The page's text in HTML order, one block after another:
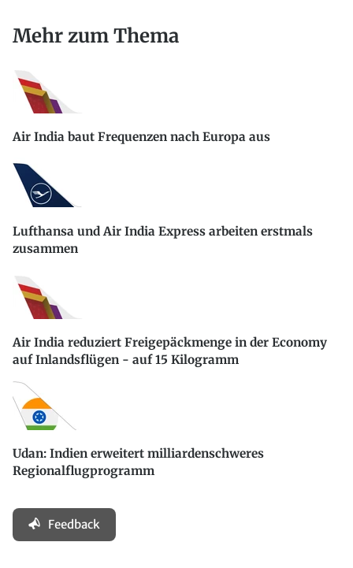
Mehr zum Thema
Air India baut Frequenzen nach Europa aus
Lufthansa und Air India Express arbeiten erstmals
zusammen
Air India reduziert Freigepäckmenge in der Economy
auf Inlandsflügen - auf 15 Kilogramm
Udan: Indien erweitert milliardenschweres
Regionalflugprogramm
Feedback